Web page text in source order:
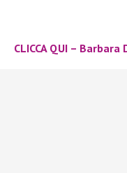
CLICCA QUI –